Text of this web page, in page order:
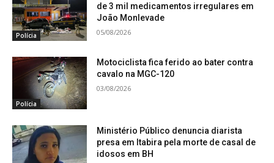
Polícia
de 3 mil medicamentos irregulares em
João Monlevade
05/08/2026
Polícia
Motociclista fica ferido ao bater contra
cavalo na MGC-120
03/08/2026
Ministério Público denuncia diarista
presa em Itabira pela morte de casal de
idosos em BH